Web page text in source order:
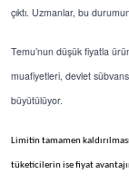
çıktı. Uzmanlar, bu
Temu’nun düşük fiyatla
muafiyetleri, devlet
büyütülüyor.
Limitin tamamen
tüketicilerin ise fiyat